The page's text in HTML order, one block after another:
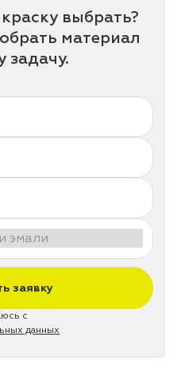
выбрать?
материал
задачу.
заявку
с
данных